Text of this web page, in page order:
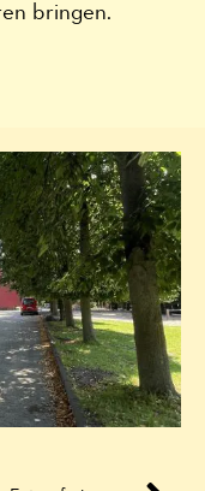
bringen.